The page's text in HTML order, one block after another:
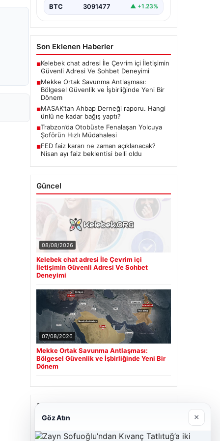
BTC 3091477 ▲ +1.23%
Son Eklenen Haberler
■Kelebek chat adresi İle Çevrim içi İletişimin
Güvenli Adresi Ve Sohbet Deneyimi
■Mekke Ortak Savunma Antlaşması:
Bölgesel Güvenlik ve İşbirliğinde Yeni Bir
Dönem
■MASAK’tan Ahbap Derneği raporu. Hangi
ünlü ne kadar bağış yaptı?
■Trabzon’da Otobüste Fenalaşan Yolcuya
Şoförün Hızlı Müdahalesi
■FED faiz kararı ne zaman açıklanacak?
Nisan ayı faiz beklentisi belli oldu
Güncel
08/08/2026
Kelebek chat adresi İle Çevrim içi
İletişimin Güvenli Adresi Ve Sohbet
Deneyimi
07/08/2026
Mekke Ortak Savunma Antlaşması:
Bölgesel Güvenlik ve İşbirliğinde Yeni Bir
Dönem
Son Eklenen Firmalar
Cengiz Sigorta
Göz Atın ×